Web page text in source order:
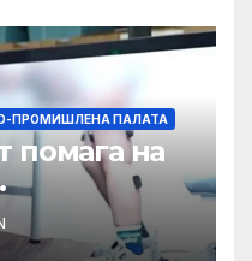
ПРОМИШЛЕНА ПАЛАТА
помага на
се
път